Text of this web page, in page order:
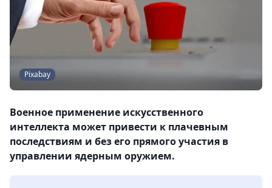
Pixabay
Военное применение искусственного
интеллекта может привести к плачевным
последствиям и без его прямого участия в
управлении ядерным оружием.